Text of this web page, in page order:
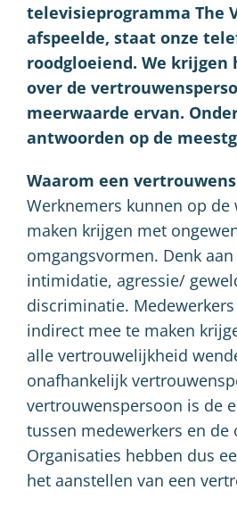
televisieprogramma The
afspeelde, staat onze
roodgloeiend. We krijgen
over de
meerwaarde ervan.
antwoorden op de
Waarom een
Werknemers kunnen op de
maken krijgen met
omgangsvormen. Denk
intimidatie, agressie/
discriminatie.
indirect mee te maken
alle vertrouwelijkheid
onafhankelijk
vertrouwenspersoon is de
tussen medewerkers en de
Organisaties hebben dus
het aanstellen van een